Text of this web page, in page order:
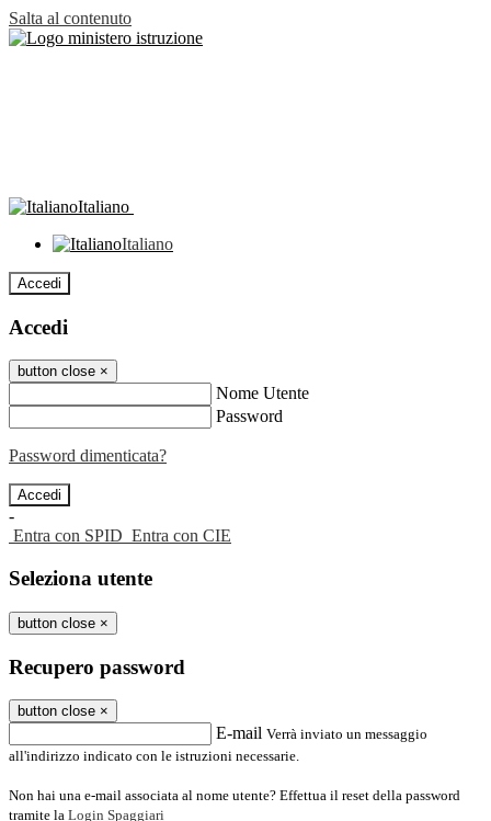
Salta al contenuto
Italiano
Italiano
Accedi
Accedi
button close ×
Nome Utente
Password
Password dimenticata?
-
Entra con SPID Entra con CIE
Seleziona utente
button close ×
Recupero password
button close ×
E-mail Verrà inviato un messaggio
all'indirizzo indicato con le istruzioni necessarie.
Non hai una e-mail associata al nome utente? Effettua il reset della password
tramite la Login Spaggiari